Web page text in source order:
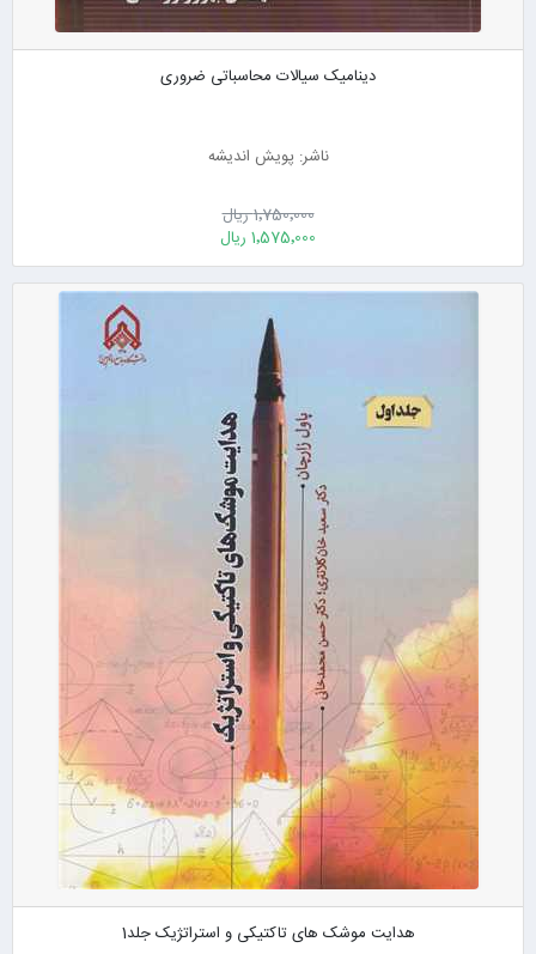
دینامیک سیالات محاسباتی ضروری
ناشر: پویش اندیشه
1٬750٬000 ریال
1٬575٬000 ریال
هدایت موشک های تاکتیکی و استراتژیک جلد1